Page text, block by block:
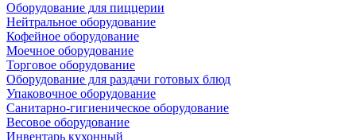
Оборудование для пиццерии
Нейтральное оборудование
Кофейное оборудование
Моечное оборудование
Торговое оборудование
Оборудование для раздачи готовых блюд
Упаковочное оборудование
Санитарно-гигиеническое оборудование
Весовое оборудование
Инвентарь кухонный